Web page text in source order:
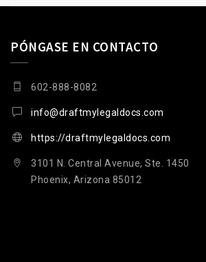
PÓNGASE EN CONTACTO
602-888-8082
info@draftmylegaldocs.com
https://draftmylegaldocs.com
3101 N. Central Avenue, Ste. 1450
Phoenix, Arizona 85012